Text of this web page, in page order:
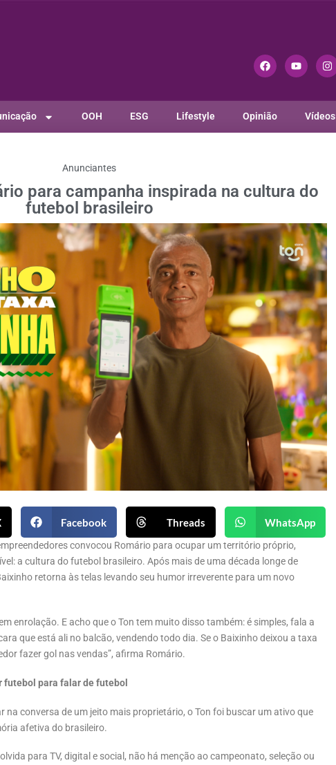
OOH ESG Lifestyle Opinião Vídeos
Anunciantes
para campanha inspirada na cultura do
futebol brasileiro
Facebook Threads WhatsApp
convocou Romário para ocupar um território próprio,
a cultura do futebol brasileiro. Após mais de uma década longe de
retorna às telas levando seu humor irreverente para um novo
enrolação. E acho que o Ton tem muito disso também: é simples, fala a
que está ali no balcão, vendendo todo dia. Se o Baixinho deixou a taxa
fazer gol nas vendas”, afirma Romário.
futebol para falar de futebol
na conversa de um jeito mais proprietário, o Ton foi buscar um ativo que
afetiva do brasileiro.
para TV, digital e social, não há menção ao campeonato, seleção ou